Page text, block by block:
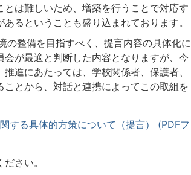
は難しいため、増築を行うことで対応す
るということも盛り込まれております。
整備を目指すべく、提言内容の具体化に
が最適と判断した内容となりますが、今
進にあたっては、学校関係者、保護者、
とから、対話と連携によってこの取組を
する具体的方策について（提言） (PDFフ
さい。